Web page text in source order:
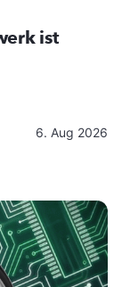
ist
6. Aug 2026